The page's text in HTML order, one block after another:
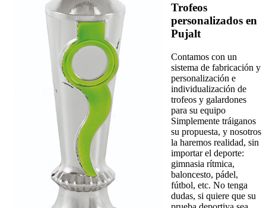
Trofeos
personalizados en
Pujalt
Contamos con un
sistema de fabricación y
personalización e
individualización de
trofeos y galardones
para su equipo
Simplemente tráiganos
su propuesta, y nosotros
la haremos realidad, sin
importar el deporte:
gimnasia rítmica,
baloncesto, pádel,
fútbol, etc. No tenga
dudas, si quiere que su